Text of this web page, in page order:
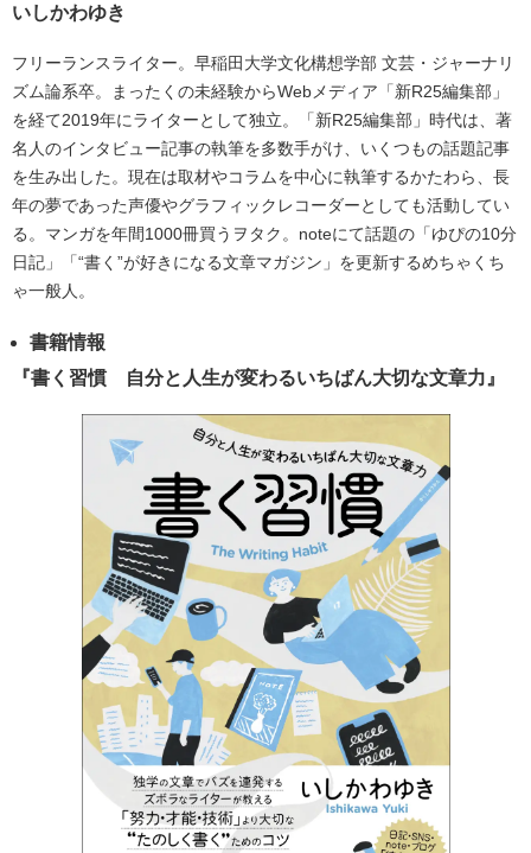
いしかわゆき
フリーランスライター。早稲田大学文化構想学部 文芸・ジャーナリ
ズム論系卒。まったくの未経験からWebメディア「新R25編集部」
を経て2019年にライターとして独立。「新R25編集部」時代は、著
名人のインタビュー記事の執筆を多数手がけ、いくつもの話題記事
を生み出した。現在は取材やコラムを中心に執筆するかたわら、長
年の夢であった声優やグラフィックレコーダーとしても活動してい
る。マンガを年間1000冊買うヲタク。noteにて話題の「ゆぴの10分
日記」「“書く”が好きになる文章マガジン」を更新するめちゃくち
ゃ一般人。
書籍情報
『書く習慣 自分と人生が変わるいちばん大切な文章力』